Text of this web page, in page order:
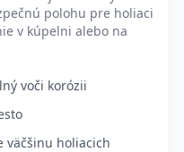
polohu pre holiaci
v kúpelni alebo na
voči korózii
väčšinu holiacich